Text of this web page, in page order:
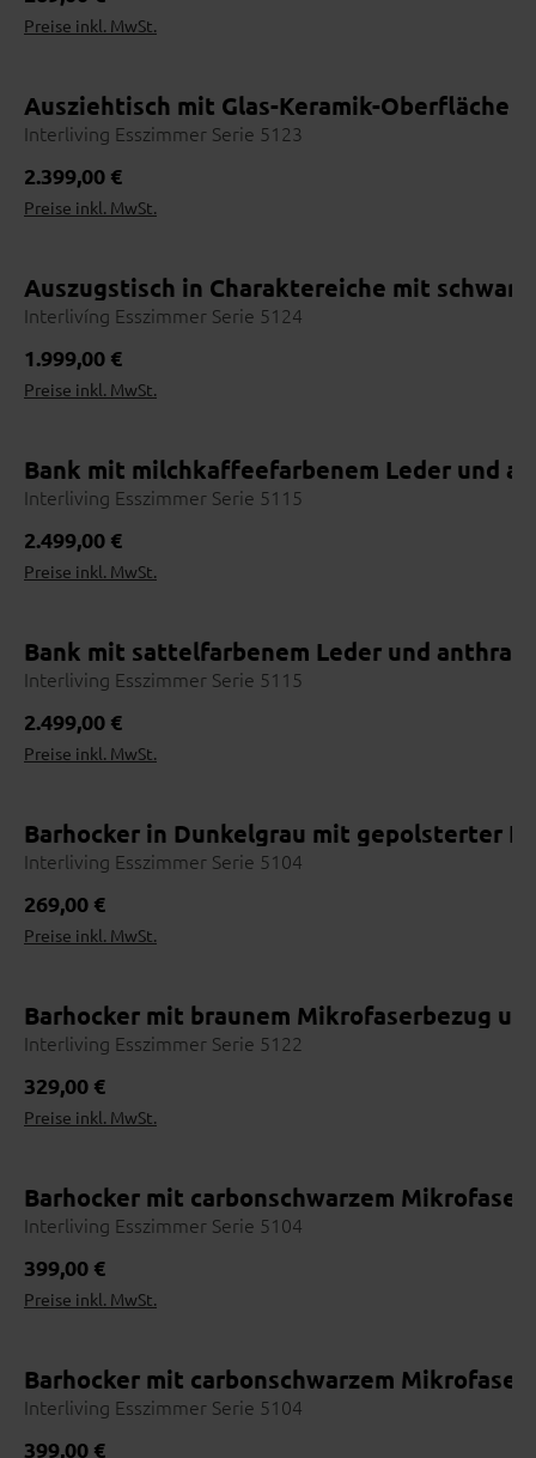
Preise inkl. MwSt.
Ausziehtisch mit Glas-Keramik-Oberfläche
Interliving Esszimmer Serie 5123
Regulärer Preis:
2.399,00 €
Preise inkl. MwSt.
Auszugstisch in Charaktereiche mit
Interlivíng Esszimmer Serie 5124
Regulärer Preis:
1.999,00 €
Preise inkl. MwSt.
Bank mit milchkaffeefarbenem Leder und
Interliving Esszimmer Serie 5115
Regulärer Preis:
2.499,00 €
Preise inkl. MwSt.
Bank mit sattelfarbenem Leder und
Interliving Esszimmer Serie 5115
Regulärer Preis:
2.499,00 €
Preise inkl. MwSt.
Wohnbeispiel
Barhocker in Dunkelgrau mit gepolsterter
Interliving Esszimmer Serie 5104
Regulärer Preis:
269,00 €
Preise inkl. MwSt.
Barhocker mit braunem Mikrofaserbezug
Interliving Esszimmer Serie 5122
Regulärer Preis:
329,00 €
Preise inkl. MwSt.
Wohnbeispiel
Barhocker mit carbonschwarzem
Interliving Esszimmer Serie 5104
Regulärer Preis:
399,00 €
Preise inkl. MwSt.
Barhocker mit carbonschwarzem
Interliving Esszimmer Serie 5104
Regulärer Preis:
399,00 €